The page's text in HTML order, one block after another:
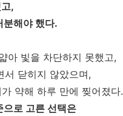
,
분해야 했다.
아 빛을 차단하지 못했고,
서 닫히지 않았으며,
약해 하루 만에 찢어졌다.
으로 고른 선택은